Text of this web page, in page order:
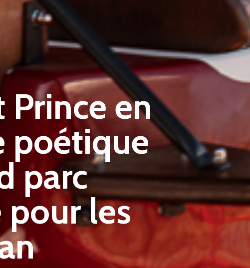
Prince en
poétique
parc
pour les